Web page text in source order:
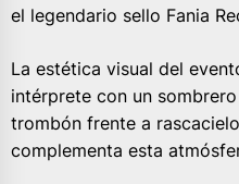
el legendario sello Fania
La estética visual del
intérprete con un
trombón frente a
complementa esta